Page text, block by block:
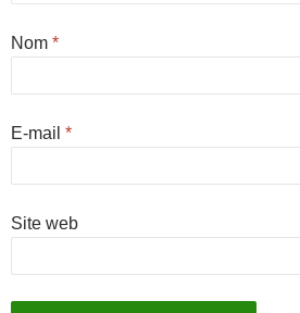
Nom *
E-mail *
Site web